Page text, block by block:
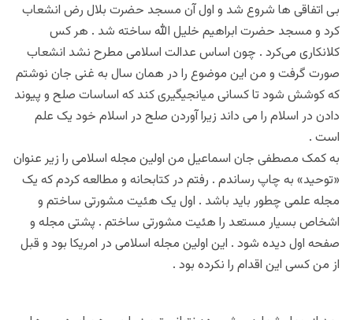
بی اتفاقی ها شروع شد و اول آن مسجد حضرت بلال رض انشعاب
کرد و مسجد حضرت ابراهیم خلیل الله ساخته شد . هر کس
کلانکاری می‌کرد . چون اساس عدالت اسلامی مطرح نشد انشعاب
صورت گرفت و من این موضوع را در همان سال به غنی جان نوشتم
که کوشش شود تا کسانی میانجیگیری کند که اساسات صلح و پیوند
دادن در اسلام را می داند زیرا آوردن صلح در اسلام خود یک علم
است .
به کمک مصطفی جان اسماعیل من اولین مجله اسلامی را زیر عنوان
«توحید» به چاپ رساندم . رفتم در کتابحانه و مطالعه کردم که یک
مجله علمی چطور باید باشد . اول یک هئیت مشورتی ساختم و
اشخاص بسیار مستعد را هئیت مشورتی ساختم . پشتی مجله و
صفحه اول دیده شود . این اولین مجله اسلامی در امریکا بود و قبل
از من کسی این اقدام را نکرده بود .